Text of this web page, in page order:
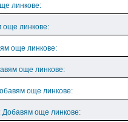
линкове:
още линкове:
още линкове:
още линкове:
още линкове:
Добавям още линкове: